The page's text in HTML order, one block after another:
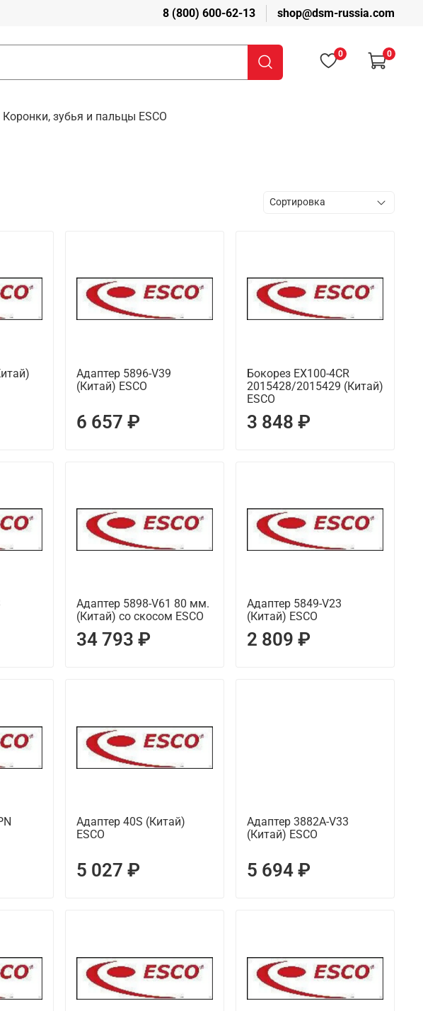
8 (800) 600-62-13 shop@dsm-russia.com
0 0
Коронки, зубья и пальцы ESCO
Адаптер 5896-V39
(Китай) ESCO
6 657 ₽
Бокорез EX100-4CR
2015428/2015429 (Китай)
ESCO
3 848 ₽
Адаптер 5898-V61 80 мм.
(Китай) со скосом ESCO
34 793 ₽
Адаптер 5849-V23
(Китай) ESCO
2 809 ₽
Адаптер 40S (Китай)
ESCO
5 027 ₽
Адаптер 3882A-V33
(Китай) ESCO
5 694 ₽